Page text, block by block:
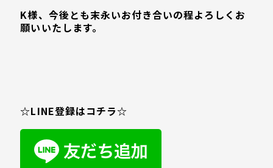
K様、今後とも末永いお付き合いの程よろしくお
願いいたします。
☆LINE登録はコチラ☆